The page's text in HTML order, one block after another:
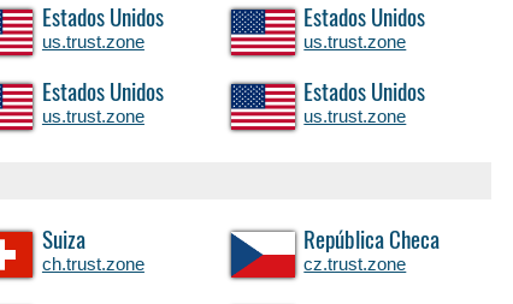
Estados Unidos
us.trust.zone
Estados Unidos
us.trust.zone
Estados Unidos
us.trust.zone
Estados Unidos
us.trust.zone
Suiza
ch.trust.zone
República Checa
cz.trust.zone